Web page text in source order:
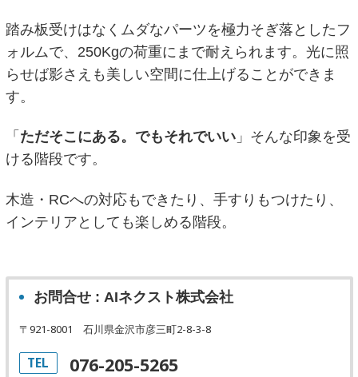
踏み板受けはなくムダなパーツを極力そぎ落としたフ
ォルムで、250Kgの荷重にまで耐えられます。光に照
らせば影さえも美しい空間に仕上げることができま
す。
「 ただそこにある。でもそれでいい」そんな印象を受
ける階段です。
木造・RCへの対応もできたり、手すりもつけたり、
インテリアとしても楽しめる階段。
お問合せ : AIネクスト株式会社
〒921-8001 石川県金沢市彦三町2-8-3-8
TEL 076-205-5265